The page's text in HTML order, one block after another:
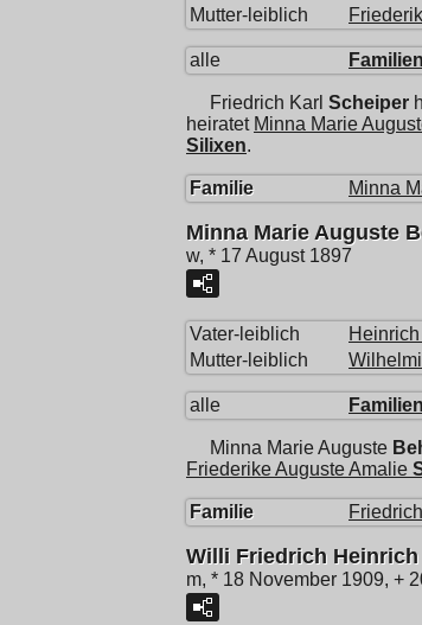
Mutter-leiblich
alle
Friedrich Karl Scheiper
heiratet Minna Marie
Silixen.
Familie Minna
Minna Marie Auguste
w, * 17 August 1897
Vater-leiblich
Mutter-leiblich
alle
Minna Marie Auguste
Friederike Auguste Amalie
Familie
Willi Friedrich
m, * 18 November 1909, +